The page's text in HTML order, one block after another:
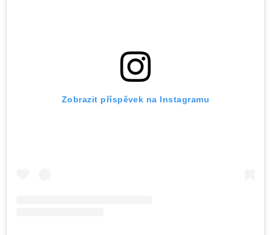
Zobrazit příspěvek na Instagramu